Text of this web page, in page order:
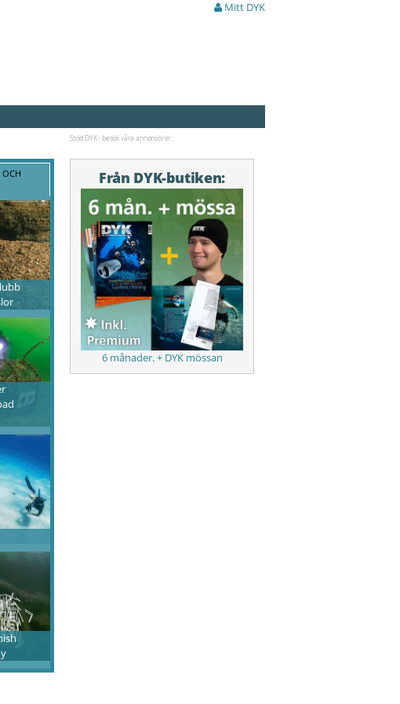
Mitt DYK
OCH
Stöd DYK - besök våra annonsörer:
Från DYK-butiken:
6 månader. + DYK mössan